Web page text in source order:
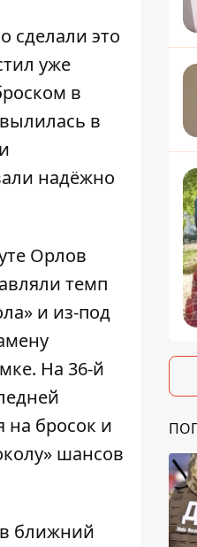
сделали это
уже
в
в
надёжно
Орлов
темп
и из-под
На 36-й
на бросок и
шансов
ближний